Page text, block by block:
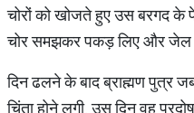
चोरों को खोजते हुए उस बरगद
चोर समझकर पकड़ लिए और जेल
दिन ढलने के बाद ब्राह्मण पुत्र
चिंता होने लगी. उस दिन वह